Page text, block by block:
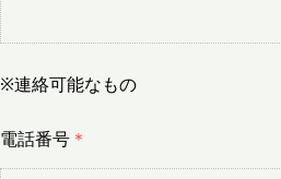
※連絡可能なもの
電話番号 ＊